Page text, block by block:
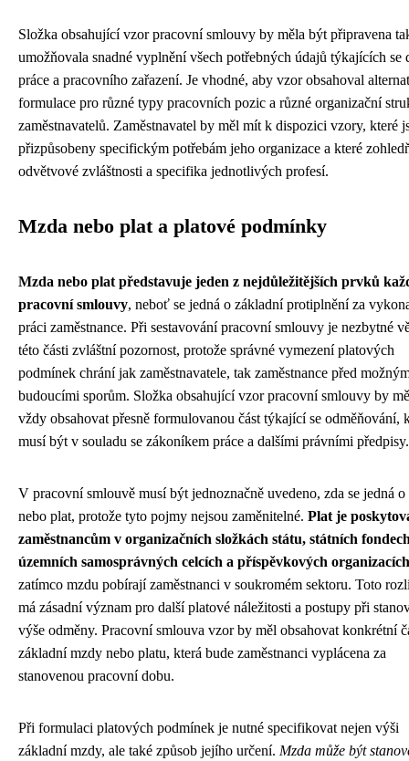
Složka obsahující vzor pracovní smlouvy by měla být připravena
umožňovala snadné vyplnění všech potřebných údajů týkajících se
práce a pracovního zařazení. Je vhodné, aby vzor obsahoval
formulace pro různé typy pracovních pozic a různé organizační
zaměstnavatelů. Zaměstnavatel by měl mít k dispozici vzory, které
přizpůsobeny specifickým potřebám jeho organizace a které
odvětvové zvláštnosti a specifika jednotlivých profesí.
Mzda nebo plat a platové podmínky
Mzda nebo plat představuje jeden z nejdůležitějších prvků
pracovní smlouvy, neboť se jedná o základní protiplnění za
práci zaměstnance. Při sestavování pracovní smlouvy je nezbytné
této části zvláštní pozornost, protože správné vymezení platových
podmínek chrání jak zaměstnavatele, tak zaměstnance před
budoucími sporům. Složka obsahující vzor pracovní smlouvy by
vždy obsahovat přesně formulovanou část týkající se odměňování,
musí být v souladu se zákoníkem práce a dalšími právními předpisy.
V pracovní smlouvě musí být jednoznačně uvedeno, zda se jedná o
nebo plat, protože tyto pojmy nejsou zaměnitelné. Plat je
zaměstnancům v organizačních složkách státu, státních
územních samosprávných celcích a příspěvkových organizacích
zatímco mzdu pobírají zaměstnanci v soukromém sektoru. Toto
má zásadní význam pro další platové náležitosti a postupy při
výše odměny. Pracovní smlouva vzor by měl obsahovat konkrétní
základní mzdy nebo platu, která bude zaměstnanci vyplácena za
stanovenou pracovní dobu.
Při formulaci platových podmínek je nutné specifikovat nejen výši
základní mzdy, ale také způsob jejího určení. Mzda může být